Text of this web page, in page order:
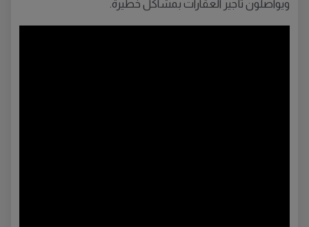
ويواصلون تأجير العقارات بمشاكل خطيرة.